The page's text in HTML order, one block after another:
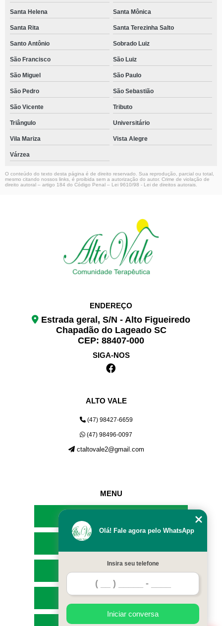
Santa Helena Santa Mônica
Santa Rita Santa Terezinha Salto
Santo Antônio Sobrado Luiz
São Francisco São Luiz
São Miguel São Paulo
São Pedro São Sebastião
São Vicente Tributo
Triângulo Universitário
Vila Mariza Vista Alegre
Várzea
O conteúdo do texto desta página é de direito reservado. Sua reprodução, parcial ou total,
mesmo citando nossos links, é proibida sem a autorização do autor. Crime de violação de
direito autoral – artigo 184 do Código Penal – Lei 9610/98 - Lei de direitos autorais
ENDEREÇO
Estrada geral, S/N - Alto Figueiredo
Chapadão do Lageado SC
CEP: 88407-000
SIGA-NOS
ALTO VALE
(47) 98427-6659
(47) 98496-0097
ctaltovale2@gmail.com
MENU
SERVIÇOS
Olá! Fale agora pelo WhatsApp
Insira seu telefone
Iniciar conversa